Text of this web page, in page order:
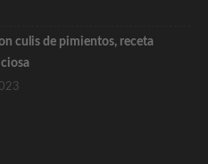
culis de pimientos, receta